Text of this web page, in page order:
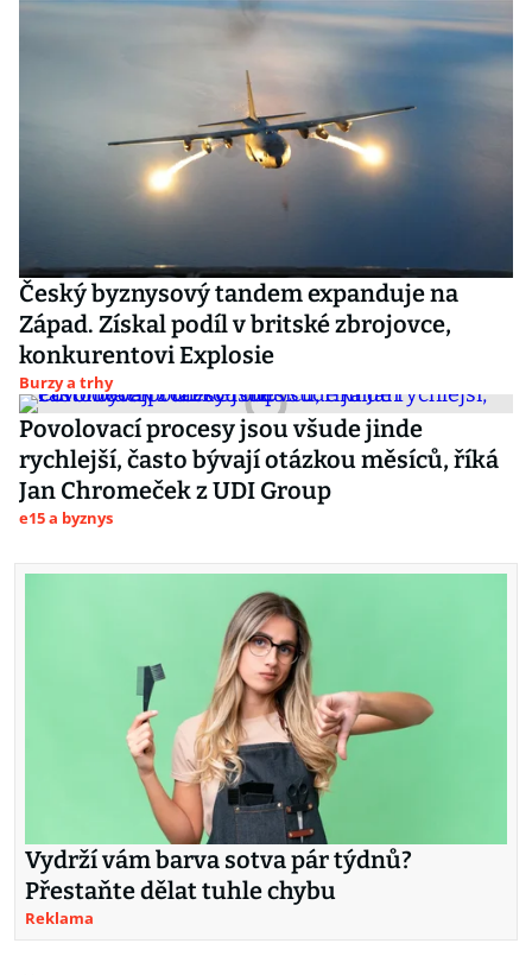
Český byznysový tandem expanduje na
Západ. Získal podíl v britské zbrojovce,
konkurentovi Explosie
Burzy a trhy
Povolovací procesy jsou všude jinde
rychlejší, často bývají otázkou měsíců, říká
Jan Chromeček z UDI Group
e15 a byznys
Vydrží vám barva sotva pár týdnů?
Přestaňte dělat tuhle chybu
Reklama